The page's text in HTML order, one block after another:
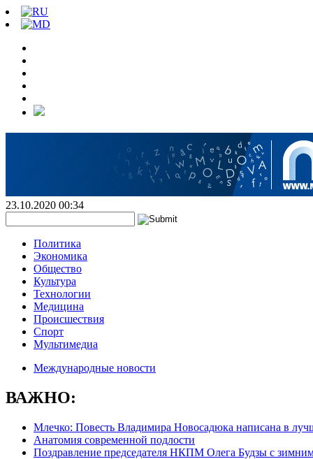
23.10.2020 00:34
Политика
Экономика
Общество
Культура
Технологии
Медицина
Происшествия
Спорт
Мультимедиа
Международные новости
ВАЖНО:
Млечко: Повесть Владимира Новосадюка написана в
Анатомия современной подлости
Поздравление председателя НКПМ Олега Будзы с